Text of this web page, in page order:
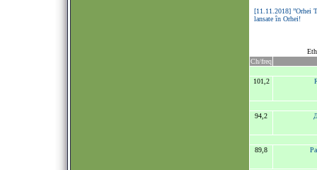
[11.11.2018] ”Orhei
lansate în Orhei!
Ch/freq
101,2
94,2
89,8